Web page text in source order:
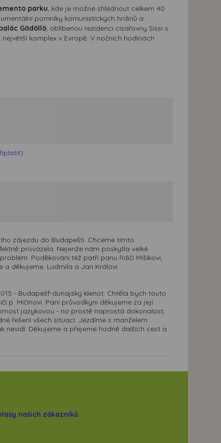
parku, kde je možné shlédnout celkem 40
pomníky komunistických hrdinů a
Gödöllö, oblíbenou rezidenci císařovny Sissi s
komplex v Evropě. V nočních hodinách
zájezdu do Budapešti. Chceme tímto
provázela. Nejenže nám poskytla velké
Poděkování též patří panu řidiči Mišíkovi,
a děkujeme. Ludmila a Jan Královi
- Budapešť-dunajský klenot. Chtěla bych touto
p. Mičínovi. Paní průvodkyni děkujeme za její
jazykovou - no prostě naprostá dokonalost,
řešení všech situací. Jezdíme s manželem
Děkujeme a přejeme hodně dalších cest a
našich zákazníků.